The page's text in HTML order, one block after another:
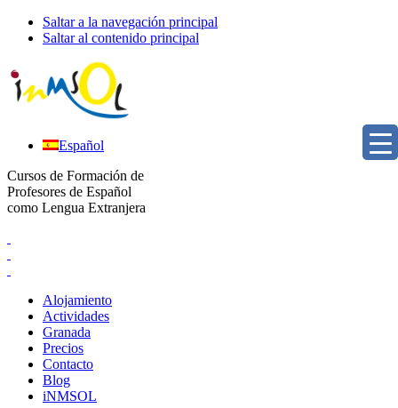
Saltar a la navegación principal
Saltar al contenido principal
Español
Cursos de Formación de
Profesores de Español
como Lengua Extranjera
Alojamiento
Actividades
Granada
Precios
Contacto
Blog
iNMSOL